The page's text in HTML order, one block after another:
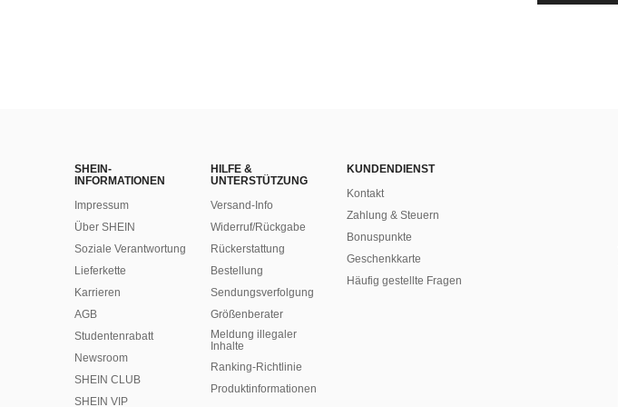
SHEIN-
INFORMATIONEN
Impressum
Über SHEIN
Soziale Verantwortung
Lieferkette
Karrieren
AGB
Studentenrabatt
Newsroom
SHEIN CLUB
SHEIN VIP
HILFE &
UNTERSTÜTZUNG
Versand-Info
Widerruf/Rückgabe
Rückerstattung
Bestellung
Sendungsverfolgung
Größenberater
Meldung illegaler
Inhalte
Ranking-Richtlinie
​Produktinformationen
KUNDENDIENST
Kontakt
Zahlung & Steuern
Bonuspunkte
Geschenkkarte
Häufig gestellte Fragen